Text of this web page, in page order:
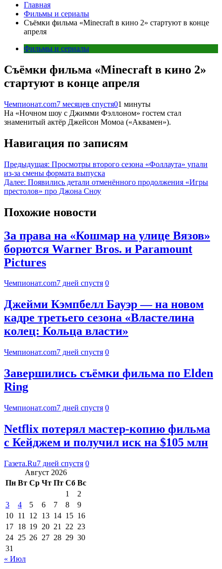
Главная
Фильмы и сериалы
Cъёмки фильма «Minecraft в кино 2» стартуют в конце
апреля
Фильмы и сериалы
Cъёмки фильма «Minecraft в кино 2»
стартуют в конце апреля
Чемпионат.com7 месяцев спустя01 минуты
На «Ночном шоу с Джимми Фэллоном» гостем стал
знаменитый актёр Джейсон Момоа («Аквамен»).
Навигация по записям
Предыдущая: Просмотры второго сезона «Фоллаута» упали
из-за смены формата выпуска
Далее: Появились детали отменённого продолжения «Игры
престолов» про Джона Сноу
Похожие новости
За права на «Кошмар на улице Вязов»
борются Warner Bros. и Paramount
Pictures
Чемпионат.com7 дней спустя 0
Джейми Кэмпбелл Бауэр — на новом
кадре третьего сезона «Властелина
колец: Кольца власти»
Чемпионат.com7 дней спустя 0
Завершились съёмки фильма по Elden
Ring
Чемпионат.com7 дней спустя 0
Netflix потерял мастер-копию фильма
с Кейджем и получил иск на $105 млн
Газета.Ru7 дней спустя 0
Август 2026
Пн Вт Ср Чт Пт Сб Вс
1
2
3
4 5 6 7 8
9
10 11 12 13 14 15 16
17 18 19 20 21 22 23
24 25 26 27 28 29 30
31
« Июл